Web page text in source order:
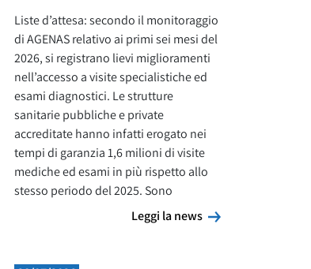
Liste d’attesa: secondo il monitoraggio
di AGENAS relativo ai primi sei mesi del
2026, si registrano lievi miglioramenti
nell’accesso a visite specialistiche ed
esami diagnostici. Le strutture
sanitarie pubbliche e private
accreditate hanno infatti erogato nei
tempi di garanzia 1,6 milioni di visite
mediche ed esami in più rispetto allo
stesso periodo del 2025. Sono
Leggi la news
Leggi la news